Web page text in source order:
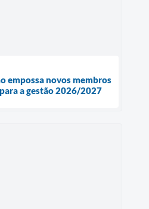
empossa novos membros
a gestão 2026/2027